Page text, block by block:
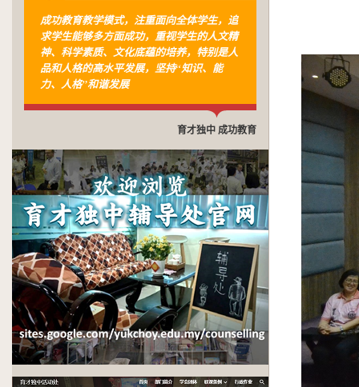
成功教育教学模式，注重面向全体学生，追
求学生能够多方面成功，重视学生的人文精
神、科学素质、文化底蕴的培养，特别是人
品和人格的高水平发展，坚持“知识、能
力、人格”和谐发展
育才独中 成功教育